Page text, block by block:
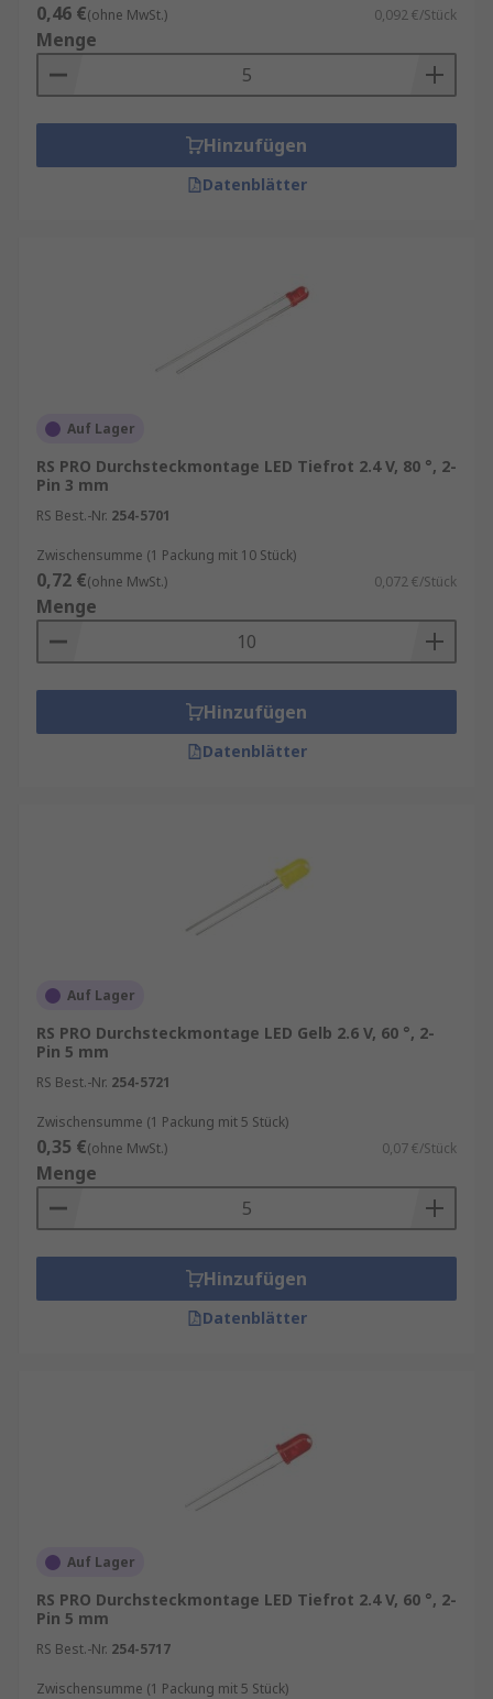
0,46 €(ohne MwSt.) 0,092 €/Stück
Menge
Hinzufügen
Datenblätter
Auf Lager
RS PRO Durchsteckmontage LED Tiefrot 2.4 V, 80 °, 2-
Pin 3 mm
RS Best.-Nr. 254-5701
Zwischensumme (1 Packung mit 10 Stück)
0,72 €(ohne MwSt.) 0,072 €/Stück
Menge
Hinzufügen
Datenblätter
Auf Lager
RS PRO Durchsteckmontage LED Gelb 2.6 V, 60 °, 2-
Pin 5 mm
RS Best.-Nr. 254-5721
Zwischensumme (1 Packung mit 5 Stück)
0,35 €(ohne MwSt.) 0,07 €/Stück
Menge
Hinzufügen
Datenblätter
Auf Lager
RS PRO Durchsteckmontage LED Tiefrot 2.4 V, 60 °, 2-
Pin 5 mm
RS Best.-Nr. 254-5717
Zwischensumme (1 Packung mit 5 Stück)